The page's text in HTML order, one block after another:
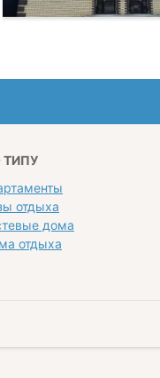
ТИПУ
отдыха
дома
отдыха